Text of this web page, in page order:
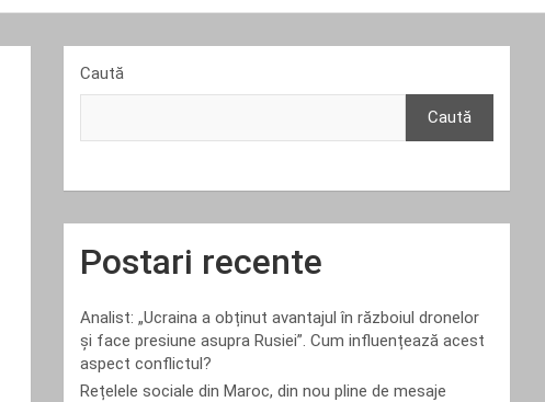
Caută
Caută
Postari recente
Analist: „Ucraina a obținut avantajul în războiul dronelor
și face presiune asupra Rusiei”. Cum influențează acest
aspect conflictul?
Rețelele sociale din Maroc, din nou pline de mesaje